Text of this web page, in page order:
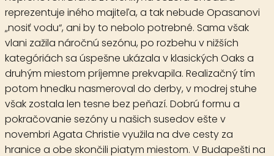
reprezentuje iného majiteľa, a tak nebude Opasanovi
„nosiť vodu“, ani by to nebolo potrebné. Sama však
vlani zažila náročnú sezónu, po rozbehu v nižších
kategóriách sa úspešne ukázala v klasických Oaks a
druhým miestom príjemne prekvapila. Realizačný tím
potom hnedku nasmeroval do derby, v modrej stuhe
však zostala len tesne bez peňazí. Dobrú formu a
pokračovanie sezóny u našich susedov ešte v
novembri Agata Christie využila na dve cesty za
hranice a obe skončili piatym miestom. V Budapešti na